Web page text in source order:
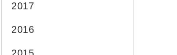
2017
2016